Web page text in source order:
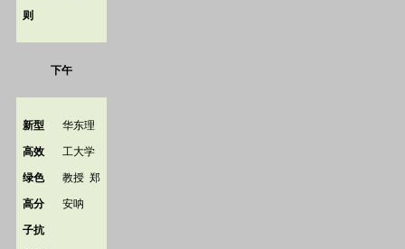
则
下午
新型
高效
绿色
高分
子抗
华东理
工大学
教授 郑
安呐